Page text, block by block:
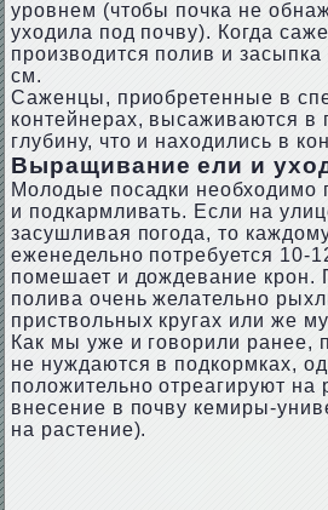
уровнем (чтобы почка не
уходила под почву). Когда
производится полив и
см.
Саженцы, приобретенные в
контейнерах, высаживаются в
глубину, что и находились в
Выращивание ели и
Молодые посадки необходимо
и подкармливать. Если на
засушливая погода, то
еженедельно потребуется 10-
помешает и дождевание крон.
полива очень желательно
приствольных кругах или же
Как мы уже и говорили ранее,
не нуждаются в подкормках,
положительно отреагируют на
внесение в почву кемиры-
на растение).